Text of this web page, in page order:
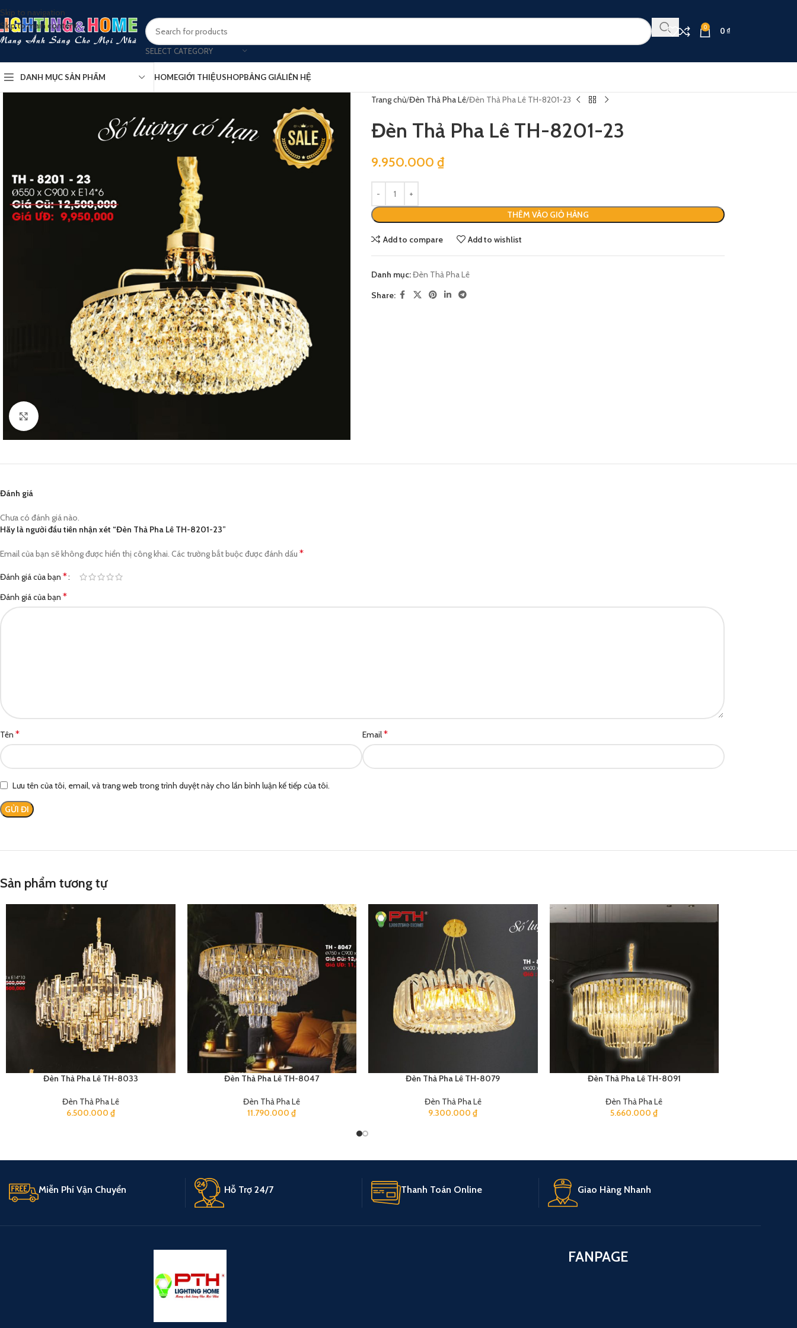
Skip to navigation
Skip to main content
SELECT CATEGORY
0 0₫
DANH MỤC SẢN PHẨM HOMEGIỚI THIỆUSHOPBẢNG GIÁLIÊN HỆ
Trang chủ Đèn Thả Pha Lê Đèn Thả Pha Lê TH-8201-23
Đèn Thả Pha Lê TH-8201-23
9.950.000 ₫
THÊM VÀO GIỎ HÀNG
Add to compare Add to wishlist
Danh mục:Đèn Thả Pha Lê
Share:
Đánh giá
Chưa có đánh giá nào.
Hãy là người đầu tiên nhận xét “Đèn Thả Pha Lê TH-8201-23”
Email của bạn sẽ không được hiển thị công khai. Các trường bắt buộc được đánh dấu *
Đánh giá của bạn *
Đánh giá của bạn *
Tên * Email*
Lưu tên của tôi, email, và trang web trong trình duyệt này cho lần bình luận kế tiếp của tôi.
Sản phẩm tương tự
Đèn Thả Pha Lê TH-8033
Đèn Thả Pha Lê
6.500.000 ₫
Đèn Thả Pha Lê TH-8047
Đèn Thả Pha Lê
11.790.000₫
Đèn Thả Pha Lê TH-8079
Đèn Thả Pha Lê
9.300.000₫
Đèn Thả Pha Lê TH-8091
Đèn Thả Pha Lê
5.660.000₫
Miễn Phí Vận Chuyển Hỗ Trợ 24/7 Thanh Toán Online Giao Hàng Nhanh
FANPAGE